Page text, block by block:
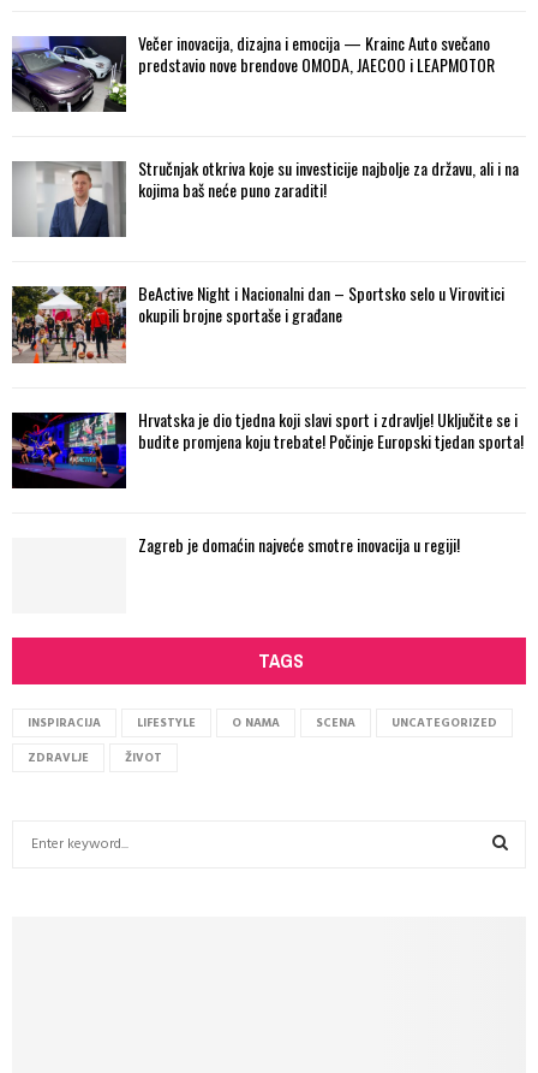
Večer inovacija, dizajna i emocija — Krainc Auto svečano
predstavio nove brendove OMODA, JAECOO i LEAPMOTOR
Stručnjak otkriva koje su investicije najbolje za državu, ali i na
kojima baš neće puno zaraditi!
BeActive Night i Nacionalni dan – Sportsko selo u Virovitici
okupili brojne sportaše i građane
Hrvatska je dio tjedna koji slavi sport i zdravlje! Uključite se i
budite promjena koju trebate! Počinje Europski tjedan sporta!
Zagreb je domaćin najveće smotre inovacija u regiji!
TAGS
INSPIRACIJA LIFESTYLE O NAMA SCENA
UNCATEGORIZED
ZDRAVLJE
ŽIVOT